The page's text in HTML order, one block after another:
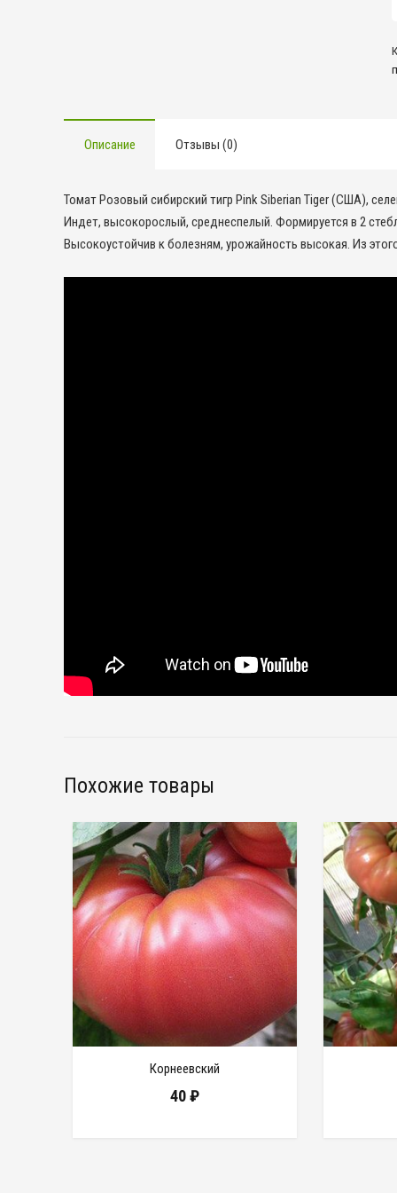
Описание Отзывы (0)
Томат Розовый сибирский тигр Pink Siberian Tiger (США),
Индет, высокорослый, среднеспелый. Формируется в 2
Высокоустойчив к болезням, урожайность высокая. Из
Похожие товары
Корнеевский
40₽